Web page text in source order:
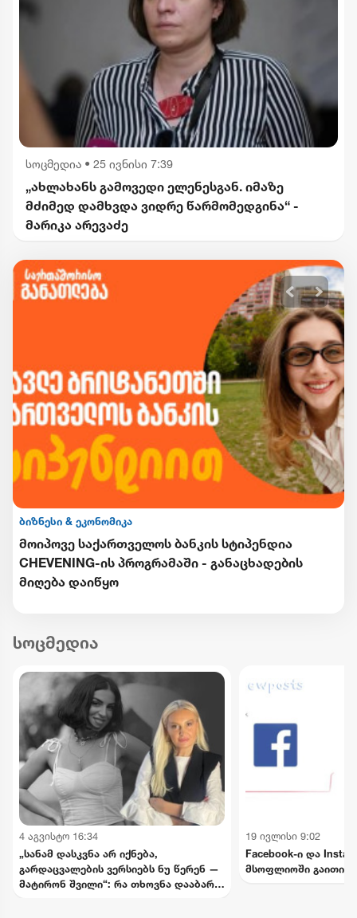
სოცმედია • 25 ივნისი 7:39
„ახლახანს გამოვედი ელენესგან. იმაზე
მძიმედ დამხვდა ვიდრე წარმომედგინა“ -
მარიკა არევაძე
ბიზნესი & ეკონომიკა
მოიპოვე საქართველოს ბანკის სტიპენდია
CHEVENING-ის პროგრამაში - განაცხადების
მიღება დაიწყო
სოცმედია
4 აგვისტო 16:34
„სანამ დასკვნა არ იქნება,
გარდაცვალების ვერსიებს ნუ წერენ —
მატირონ შვილი“: რა თხოვნა დააბარა
19 ივლისი 9:02
Facebook-ი და
მსოფლიოში გაითიშა